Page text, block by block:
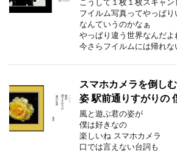
こうして１枚１枚スキャン
フイルム写真ってやっぱり
なんていうのかなぁ
やっぱり違う世界なんだよ
今さらフイルムには帰れな
スマホカメラを倒し
姿 駅前通りすがりの
風と遊ぶ君の姿が
僕は好きなの
楽しいね スマホカメラ
口では言えない台詞も